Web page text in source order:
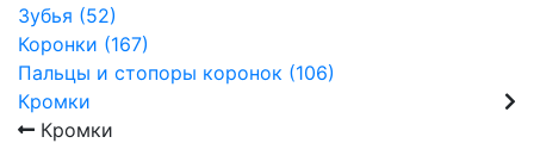
Зубья (52)
Коронки (167)
Пальцы и стопоры коронок (106)
Кромки
Кромки